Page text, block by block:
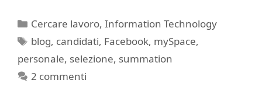
Categorie
Cercare lavoro,Information Technology
Tag
blog, candidati, Facebook, mySpace,
personale, selezione, summation
2 commenti